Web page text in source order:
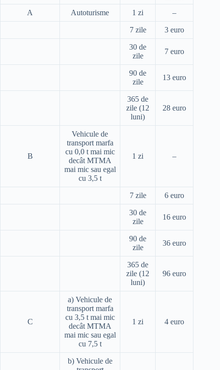
A Autoturisme 1 zi –
7 zile 3 euro
30 de
zile
7 euro
90 de
zile
13 euro
365 de
zile (12
luni)
28 euro
B
Vehicule de
transport marfa
cu 0,0 t mai mic
decât MTMA
mai mic sau egal
cu 3,5 t
1 zi –
7 zile 6 euro
30 de
zile
16 euro
90 de
zile
36 euro
365 de
zile (12
luni)
96 euro
C
a) Vehicule de
transport marfa
cu 3,5 t mai mic
decât MTMA
mai mic sau egal
cu 7,5 t
1 zi 4 euro
b) Vehicule de